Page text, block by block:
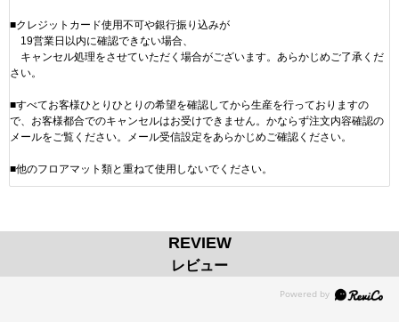
■クレジットカード使用不可や銀行振り込みが
19営業日以内に確認できない場合、
キャンセル処理をさせていただく場合がございます。あらかじめご了承くだ
さい。
■すべてお客様ひとりひとりの希望を確認してから生産を行っておりますの
で、お客様都合でのキャンセルはお受けできません。かならず注文内容確認の
メールをご覧ください。メール受信設定をあらかじめご確認ください。
■他のフロアマット類と重ねて使用しないでください。
REVIEW
レビュー